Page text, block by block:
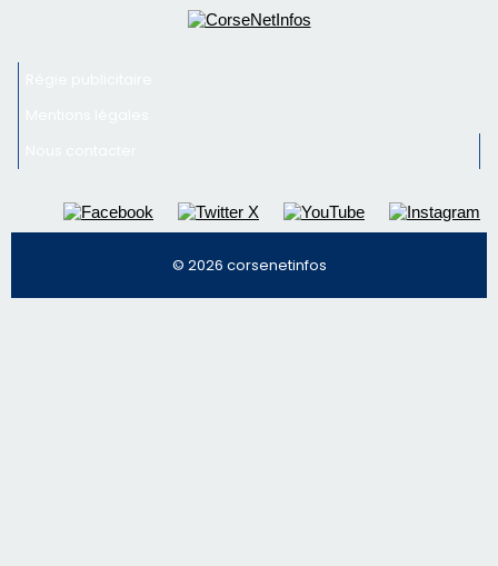
© 2026 corsenetinfos